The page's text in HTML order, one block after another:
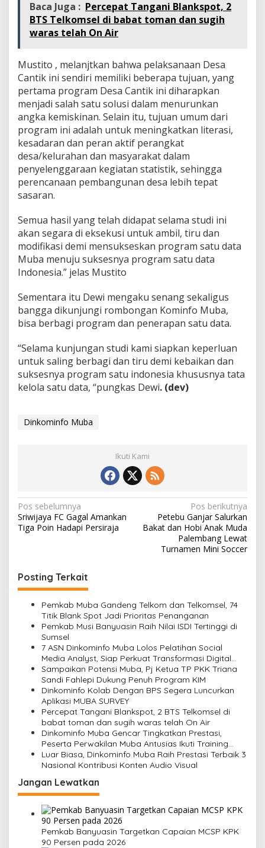
Baca Juga : Percepat Tangani Blankspot, 2
BTS Telkomsel di babat toman dan sugih
waras telah On Air
Mustito , melanjtkan bahwa pelaksanaan Desa
Cantik ini sendiri memiliki beberapa tujuan, yang
pertama program Desa Cantik ini diharapkan
menjadi salah satu solusi dalam menurunkan
angka kemiskinan. Selain itu, tujuan umum dari
program ini adalah untuk meningkatkan literasi,
kesadaran dan peran aktif perangkat
desa/kelurahan dan masyarakat dalam
penyelenggaraan kegiatan statistik, sehingga
perencanaan pembangunan desa lebih tepat
sasaran.
Semua hasil yang telah didapat selama studi ini
akan segara di eksekusi untuk ambil, tiru dan
modifikasi demi mensukseskan program satu data
Muba menuju suksesnya program satu data
Indonesia.” jelas Mustito
Sementara itu Dewi mengaku senang sekaligus
bangga dikunjungi rombongan Kominfo Muba,
bisa berbagi program dan penerapan satu data.
“Selama kunjungan studi kami siapkan keperluan
untuk saling berbagi dan tiru demi kebaikan dan
suksesnya program satu indonesia khususnya tata
kelola satu data, “pungkas Dewi. (dev)
Dinkominfo Muba
Ikuti Kami
N
a
g
a
Pos sebelumnya
Sriwijaya FC Gagal Amankan
Tiga Poin Hadapi Persiraja
Pos berikutnya
Petebu Ganjar Salurkan
Bakat dan Hobi Anak Muda
Palembang Lewat
Turnamen Mini Soccer
Posting Terkait
Pemkab Muba Gandeng Telkom dan Telkomsel, 74
Titik Blank Spot Jadi Prioritas Penanganan
Pemkab Musi Banyuasin Raih Nilai ISDI Tertinggi di
Sumsel
7 ASN Dinkominfo Muba Lolos Pelatihan Social
Media Analyst, Siap Perkuat Transformasi Digital
Pemerintahan
Sampaikan Potensi Muba, Pj Ketua TP PKK Triana
Sandi Fahlepi Dukung Penuh Program KIM
Dinkominfo Kolab Dengan BPS Segera Luncurkan
Aplikasi MUBA SURVEY
Percepat Tangani Blankspot, 2 BTS Telkomsel di
babat toman dan sugih waras telah On Air
Dinkominfo Muba Gencar Tingkatkan Prestasi,
Peserta Perwakilan Muba Antusias Ikuti Training
JARKOM
Luar Biasa, Dinkominfo Muba Raih Prestasi Terbaik 3
Nasional Kontribusi Konten Audio Visual
Jangan Lewatkan
Pemkab Banyuasin Targetkan Capaian MCSP KPK
90 Persen pada 2026